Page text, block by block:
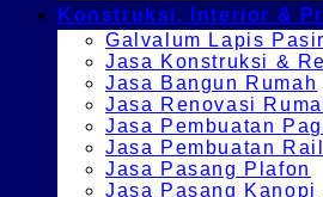
Konstruksi, Interior &
Galvalum Lapis Pasir
Jasa Konstruksi &
Jasa Bangun Rumah
Jasa Renovasi
Jasa Pembuatan
Jasa Pembuatan
Jasa Pasang Plafon
Jasa Pasang Kanopi